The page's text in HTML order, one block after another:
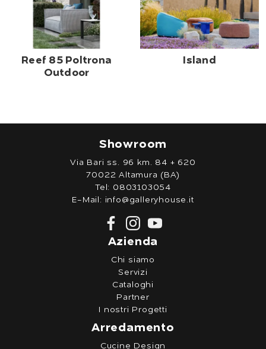
Reef 85 Poltrona
Outdoor
Island
Showroom
Via Bari ss. 96 km. 84 + 620
70022 Altamura (BA)
Tel: 0803103054
E-Mail: info@galleryhouse.it
Azienda
Chi siamo
Servizi
Cataloghi
Partner
I nostri Progetti
Arredamento
Cucine Design